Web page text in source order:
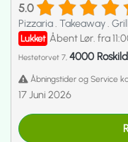
5.0
Pizzaria. Takeaway.
Lukket Åbent Lør. fra
Hestetorvet 7, 4000
Åbningstider og Service
17 Juni 2026